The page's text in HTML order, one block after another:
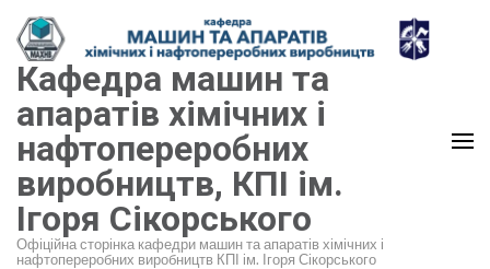
Перейти
до
вмісту
(натисніть
Enter)
Кафедра машин та
апаратів хімічних і
нафтопереробних
виробництв, КПІ ім.
Ігоря Сікорського
Офіційна сторінка кафедри машин та апаратів хімічних і
нафтопереробних виробництв КПІ ім. Ігоря Сікорського